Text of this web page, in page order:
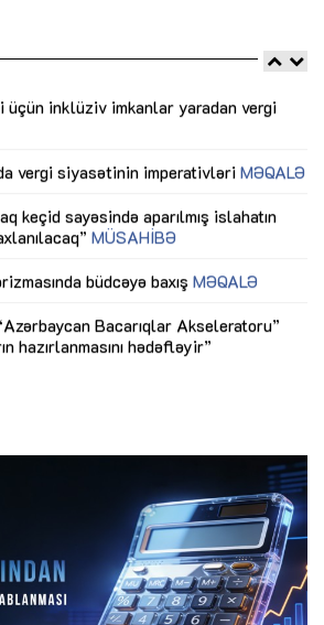
üçün inklüziv imkanlar yaradan vergi
vergi siyasətinin imperativləri MƏQALƏ
keçid sayəsində aparılmış islahatın
MÜSAHİBƏ
büdcəyə baxış MƏQALƏ
Bacarıqlar Akseleratoru”
hazırlanmasını hədəfləyir”